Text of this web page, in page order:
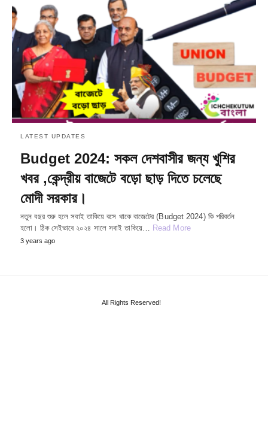
LATEST UPDATES
Budget 2024: সকল দেশবাসীর জন্য খুশির
খবর ,কেন্দ্রীয় বাজেটে বড়ো ছাড় দিতে চলেছে
মোদী সরকার।
নতুন বছর শুরু হলে সবাই তাকিয়ে বসে থাকে বাজেটের (Budget 2024) কি পরিবর্তন
হলো। ঠিক সেইভাবে ২০২৪ সালে সবাই তাকিয়ে…
Read More
3 years ago
All Rights Reserved!